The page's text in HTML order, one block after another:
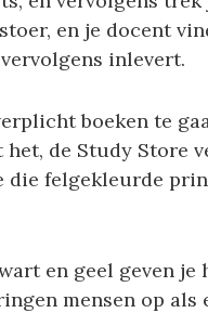
en je docent
inlevert.
boeken te
de Study Store
die felgekleurde
en geel geven
mensen op